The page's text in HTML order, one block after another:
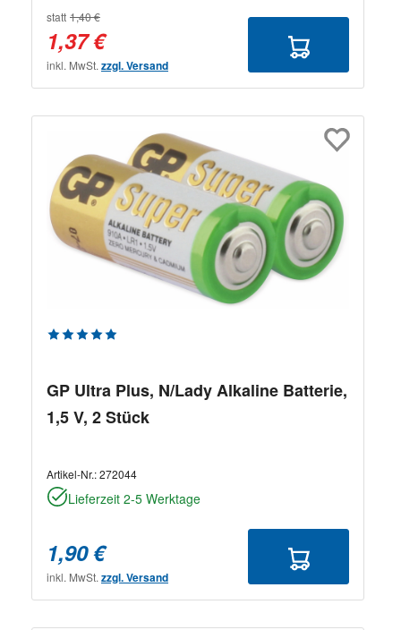
statt 1,40 €
1,37 €
inkl. MwSt. zzgl. Versand
Durchschnittliche Bewertung von 5 von 5 Sternen
GP Ultra Plus, N/Lady Alkaline Batterie,
1,5 V, 2 Stück
Artikel-Nr.:272044
Lieferzeit 2-5 Werktage
1,90 €
inkl. MwSt. zzgl. Versand